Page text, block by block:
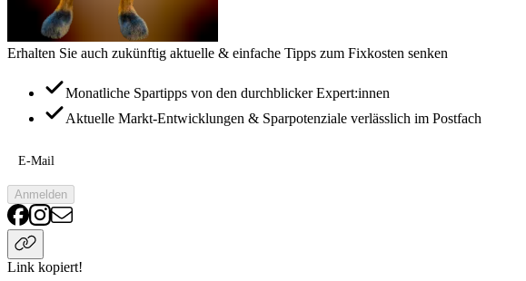
Erhalten Sie auch zukünftig aktuelle & einfache Tipps zum Fixkosten senken
Monatliche Spartipps von den durchblicker Expert:innen
Aktuelle Markt-Entwicklungen & Sparpotenziale verlässlich im Postfach
E-Mail
Anmelden
Link kopiert!